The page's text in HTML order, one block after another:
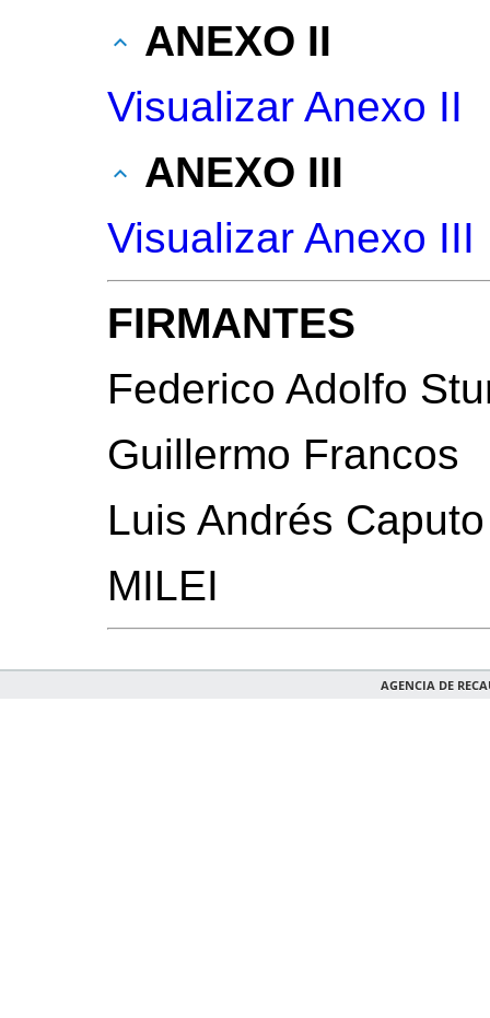
ANEXO II
Visualizar Anexo II
ANEXO III
Visualizar Anexo III
FIRMANTES
Federico Adolfo
Guillermo Francos
Luis Andrés Caputo
MILEI
AGENCIA DE